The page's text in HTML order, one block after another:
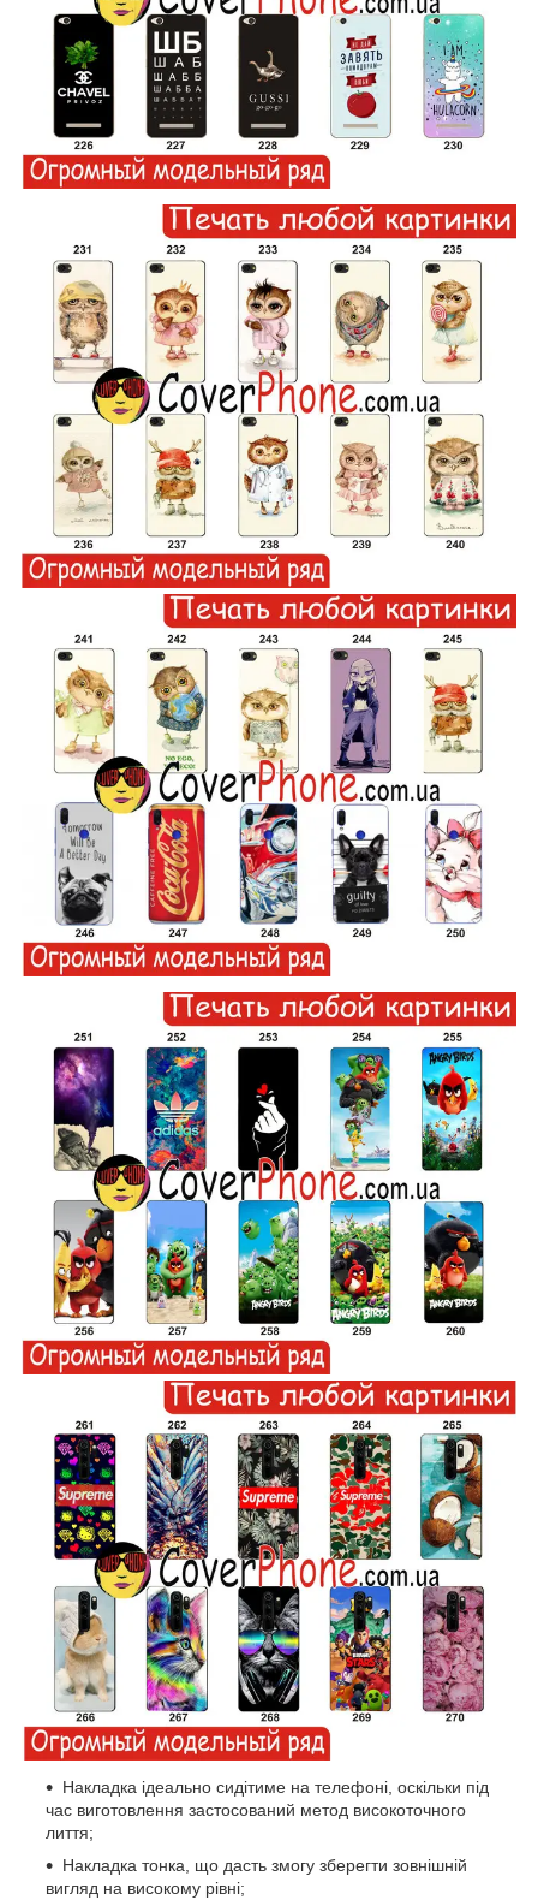
Накладка ідеально сидітиме на телефоні, оскільки під
час виготовлення застосований метод високоточного
лиття;
Накладка тонка, що дасть змогу зберегти зовнішній
вигляд на високому рівні;